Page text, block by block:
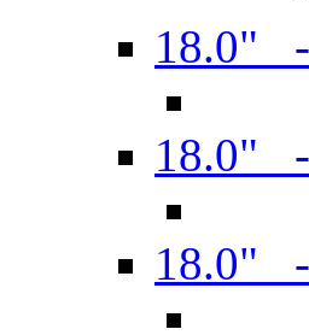
18.0"
18.0"
18.0"